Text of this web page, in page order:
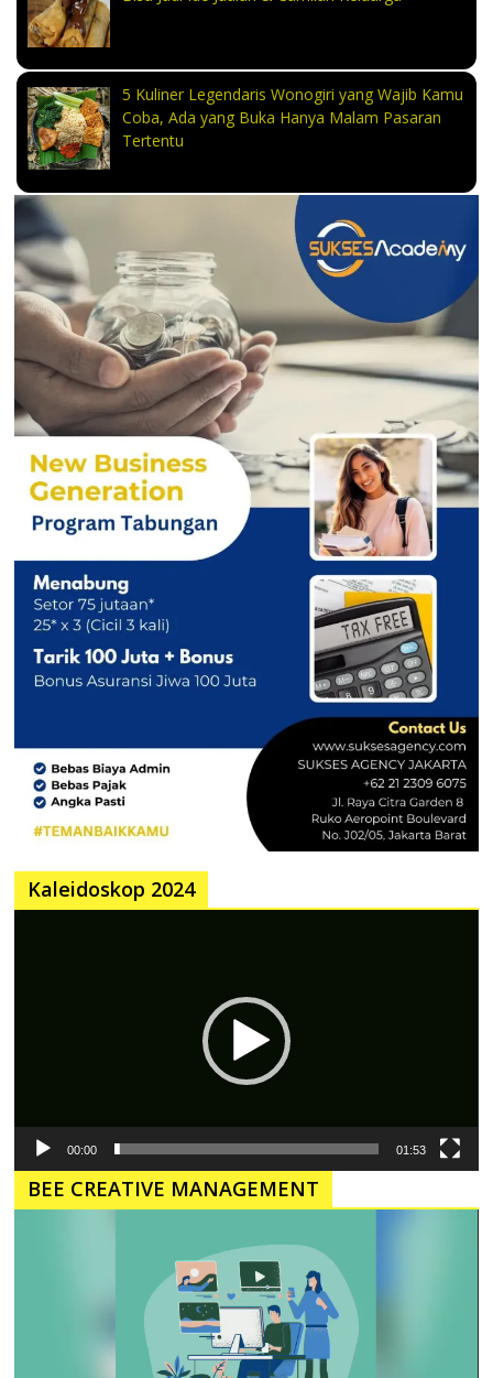
5 Kuliner Legendaris Wonogiri yang Wajib Kamu
Coba, Ada yang Buka Hanya Malam Pasaran
Tertentu
Kaleidoskop 2024
00:00 01:53
BEE CREATIVE MANAGEMENT